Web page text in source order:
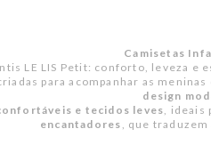
Camisetas
LE LIS Petit: conforto, leveza e
para acompanhar as
design
e tecidos leves, ideais
encantadores , que traduzem